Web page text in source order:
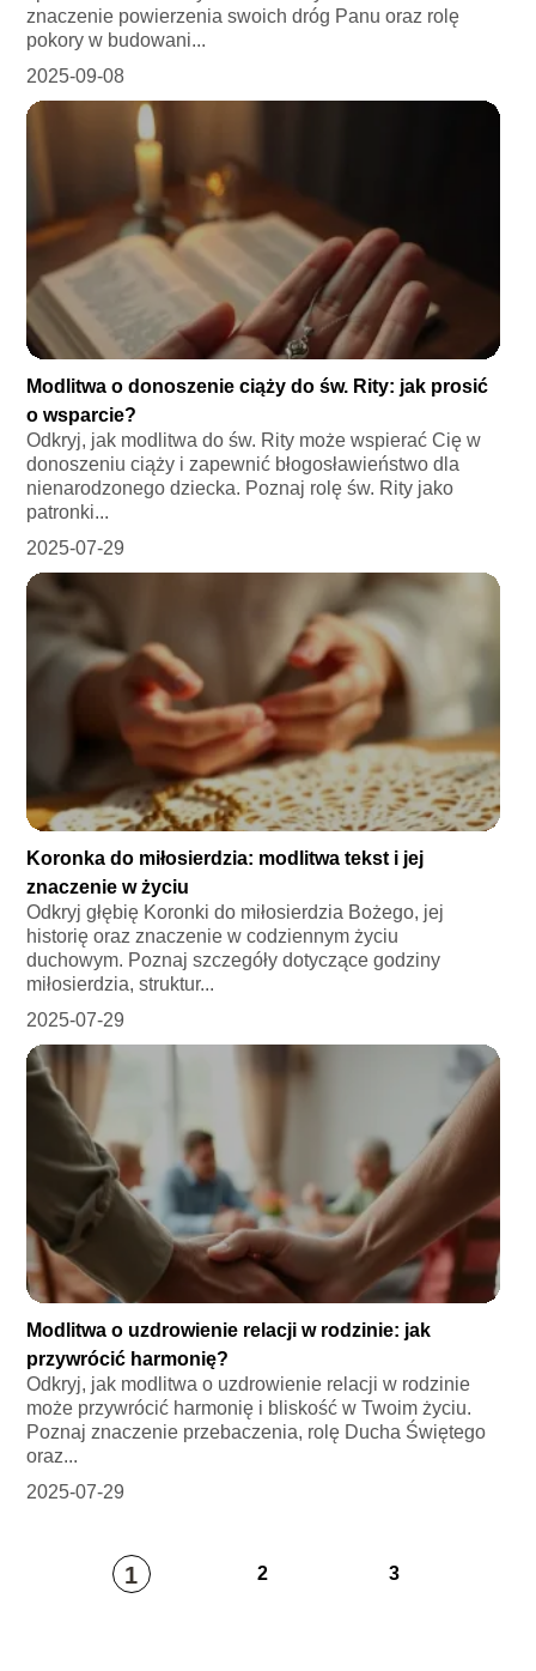
znaczenie powierzenia swoich dróg Panu oraz rolę
pokory w budowani...
2025-09-08
Modlitwa o donoszenie ciąży do św. Rity: jak prosić
o wsparcie?
Odkryj, jak modlitwa do św. Rity może wspierać Cię w
donoszeniu ciąży i zapewnić błogosławieństwo dla
nienarodzonego dziecka. Poznaj rolę św. Rity jako
patronki...
2025-07-29
Koronka do miłosierdzia: modlitwa tekst i jej
znaczenie w życiu
Odkryj głębię Koronki do miłosierdzia Bożego, jej
historię oraz znaczenie w codziennym życiu
duchowym. Poznaj szczegóły dotyczące godziny
miłosierdzia, struktur...
2025-07-29
Modlitwa o uzdrowienie relacji w rodzinie: jak
przywrócić harmonię?
Odkryj, jak modlitwa o uzdrowienie relacji w rodzinie
może przywrócić harmonię i bliskość w Twoim życiu.
Poznaj znaczenie przebaczenia, rolę Ducha Świętego
oraz...
2025-07-29
1 2 3